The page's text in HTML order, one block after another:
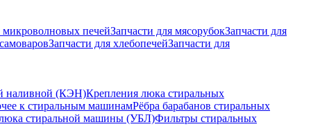
микроволновых печейЗапчасти для мясорубокЗапчасти для
Запчасти для хлебопечейЗапчасти для
наливной (КЭН)Крепления люка стиральных
к стиральным машинамРёбра барабанов стиральных
люка стиральной машины (УБЛ)Фильтры стиральных